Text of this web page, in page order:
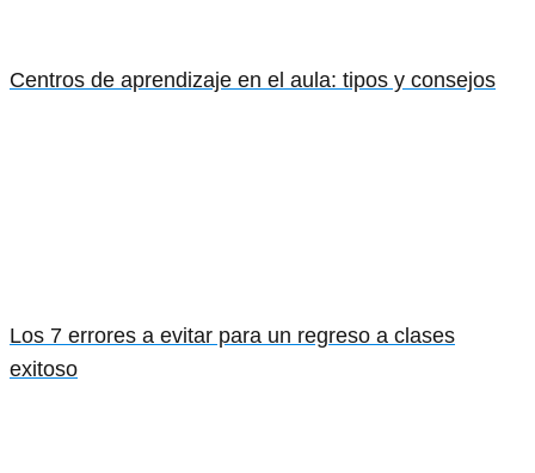
Centros de aprendizaje en el aula: tipos y consejos
Los 7 errores a evitar para un regreso a clases
exitoso